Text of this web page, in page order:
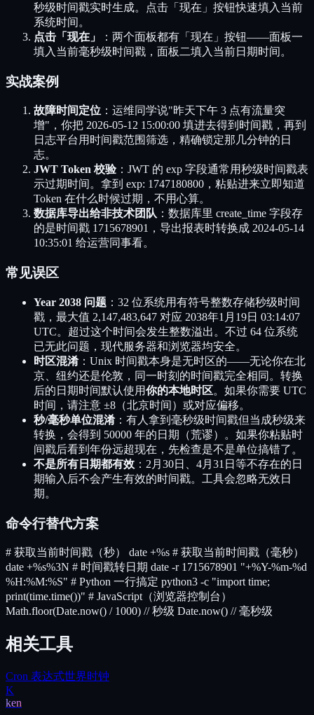
秒级时间戳实时生成。点击「现在」按钮快速填入当前
系统时间。
点击「现在」
：两个面板都有「现在」按钮——面板一
填入当前毫秒级时间戳，面板二填入当前日期时间。
实战案例
故障时间定位 ：运维同学说"昨天下午 3 点有流量突
增"，你把 2026-05-12 15:00:00 填进去得到时间戳，再到
日志平台用时间戳范围筛选，精确锁定那几分钟的日
志。
JWT Token 校验：JWT 的 exp 字段通常用秒级时间戳表
示过期时间。拿到 exp: 1747180800，粘贴进来立即知道
Token 在什么时候过期，不用心算。
数据库导出给非技术团队 ：数据库里 create_time 字段存
的是时间戳 1715678901，导出报表时转换成 2024-05-14
10:35:01 给运营同事看。
常见误区
Year 2038 问题 ：32 位系统用有符号整数存储秒级时间
戳，最大值 2,147,483,647 对应 2038年1月19日 03:14:07
UTC。超过这个时间会发生整数溢出。不过 64 位系统
已无此问题，现代服务器和浏览器均安全。
时区混淆 ：Unix 时间戳本身是无时区的——无论你在北
京、纽约还是伦敦，同一时刻的时间戳完全相同。转换
后的日期时间默认使用你的本地时区。如果你需要 UTC
时间，请注意 ±8（北京时间）或对应偏移。
秒/毫秒单位混淆 ：有人拿到毫秒级时间戳但当成秒级来
转换，会得到 50000 年的日期（荒谬）。如果你粘贴时
间戳后看到年份远超现在，先检查是不是单位搞错了。
不是所有日期都有效 ：2月30日、4月31日等不存在的日
期输入后不会产生有效的时间戳。工具会忽略无效日
期。
命令行替代方案
# 获取当前时间戳（秒） date +%s # 获取当前时间戳（毫秒）
date +%s%3N # 时间戳转日期 date -r 1715678901 "+%Y-%m-%d
%H:%M:%S" # Python 一行搞定 python3 -c "import time;
print(time.time())" # JavaScript（浏览器控制台）
Math.floor(Date.now() / 1000) // 秒级 Date.now() // 毫秒级
相关工具
Cron 表达式世界时钟
K
ken